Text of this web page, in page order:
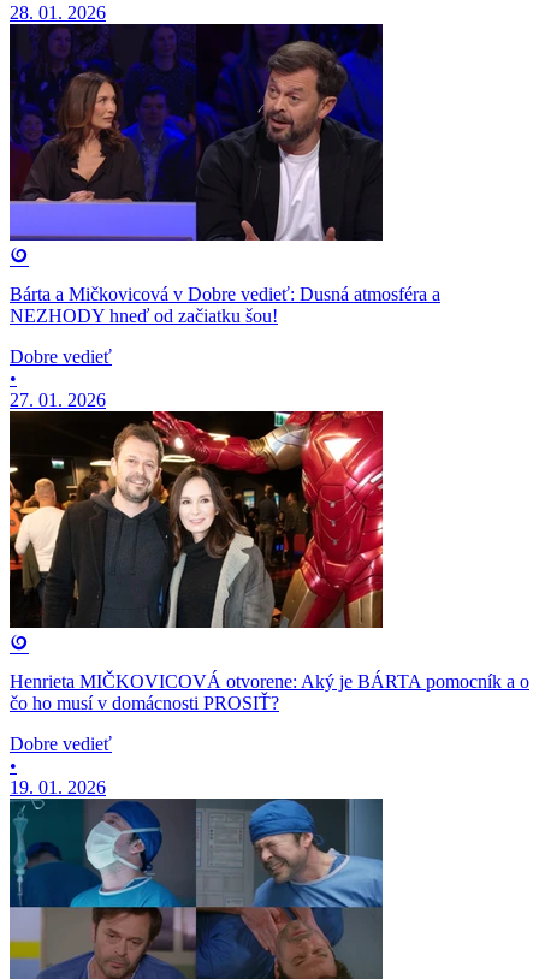
28. 01. 2026
Bárta a Mičkovicová v Dobre vedieť: Dusná atmosféra a
NEZHODY hneď od začiatku šou!
Dobre vedieť
•
27. 01. 2026
Henrieta MIČKOVICOVÁ otvorene: Aký je BÁRTA pomocník a o
čo ho musí v domácnosti PROSIŤ?
Dobre vedieť
•
19. 01. 2026